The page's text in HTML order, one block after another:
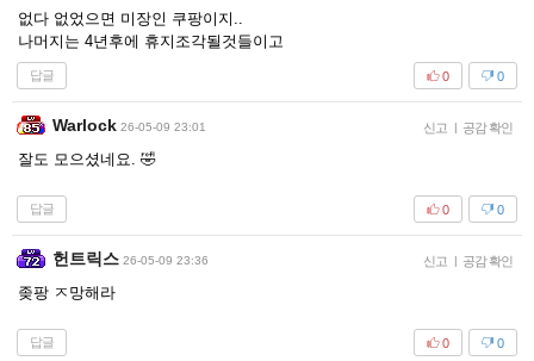
없다 없었으면 미장인 쿠팡이지..
나머지는 4년후에 휴지조각될것들이고
답글 0
0
Warlock 26-05-09 23:01 신고 | 공감 확인
잘도 모으셨네요. 🤣
답글 0
0
헌트릭스 26-05-09 23:36 신고 | 공감 확인
좆팡 ㅈ망해라
답글 0
0